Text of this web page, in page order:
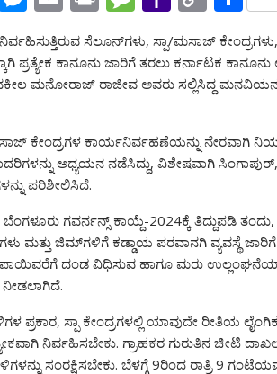
el e
ss
e
g
er
m
ai
l
in
t
e
ss
a
e
a
h
o
M
ai
o
p
y
n
k
h
ar
e
ಸೆಲೂನ್‌ಗಳು, ಸ್ಪಾ/ಮಸಾಜ್
ಪ್ರತ್ಯೇಕ ಕಾನೂನು ಜಾರಿಗೆ ತರಲು ಕರ್ನಾಟಕ
ಮನೋರಾಜ್ ರಾಜೀವ ಅವರು ಸಲ್ಲಿಸಿದ್ದ
ಮಸಾಜ್ ಕೇಂದ್ರಗಳ ಕಾರ್ಯನಿರ್ವಹಣೆಯನ್ನು ನೇರವಾಗಿ
ಅಧ್ಯಯನ ನಡೆಸಿದ್ದು, ವಿಶೇಷವಾಗಿ
ಪರಿಶೀಲಿಸಿದೆ.
ಗವರ್ನನ್ಸ್ ಕಾಯ್ದೆ-2024ಕ್ಕೆ ತಿದ್ದುಪಡಿ
ಮತ್ತು ಜಿಮ್‌ಗಳಿಗೆ ಕಡ್ಡಾಯ ಪರವಾನಗಿ ವ್ಯವಸ್ಥೆ ಜಾರಿಗೆ
ದಂಡ ವಿಧಿಸುವ ಹಾಗೂ ಮರು
ಪ್ರಕಾರ, ಸ್ಪಾ ಕೇಂದ್ರಗಳಲ್ಲಿ ಯಾವುದೇ ರೀತಿಯ
ನಿರ್ವಹಿಸಬೇಕು. ಗ್ರಾಹಕರ ಗುರುತಿನ ಚೀಟಿ
ಸಂರಕ್ಷಿಸಬೇಕು. ಬೆಳಗ್ಗೆ 9ರಿಂದ ರಾತ್ರಿ 9